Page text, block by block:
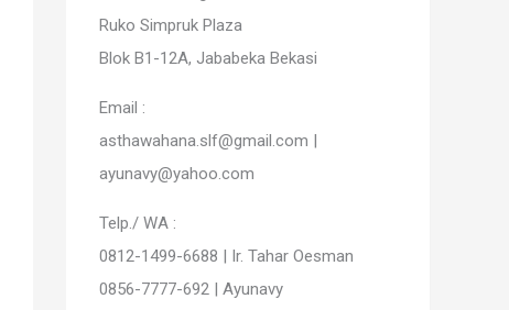
Ruko Simpruk Plaza
Blok B1-12A, Jababeka Bekasi
Email :
asthawahana.slf@gmail.com |
ayunavy@yahoo.com
Telp./ WA :
0812-1499-6688 | Ir. Tahar Oesman
0856-7777-692 | Ayunavy